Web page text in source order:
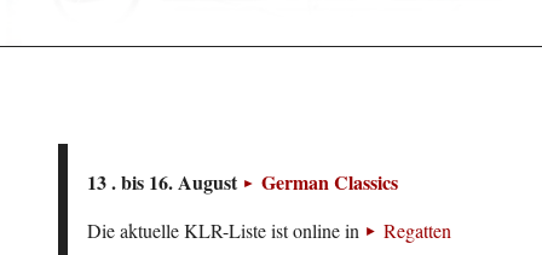
13 . bis 16. August German Classics
Die aktuelle KLR-Liste ist online in
Regatten